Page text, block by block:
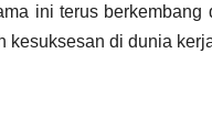
ini terus
kesuksesan di dunia